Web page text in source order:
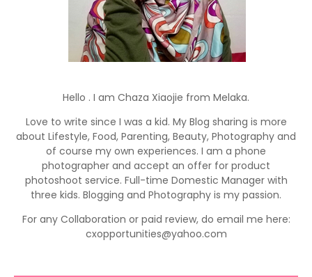
Hello . I am Chaza Xiaojie from Melaka.
Love to write since I was a kid. My Blog sharing is more
about Lifestyle, Food, Parenting, Beauty, Photography and
of course my own experiences. I am a phone
photographer and accept an offer for product
photoshoot service. Full-time Domestic Manager with
three kids. Blogging and Photography is my passion.
For any Collaboration or paid review, do email me here:
cxopportunities@yahoo.com